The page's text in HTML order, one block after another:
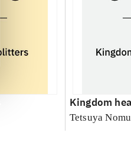
Kingdom
Tetsuya